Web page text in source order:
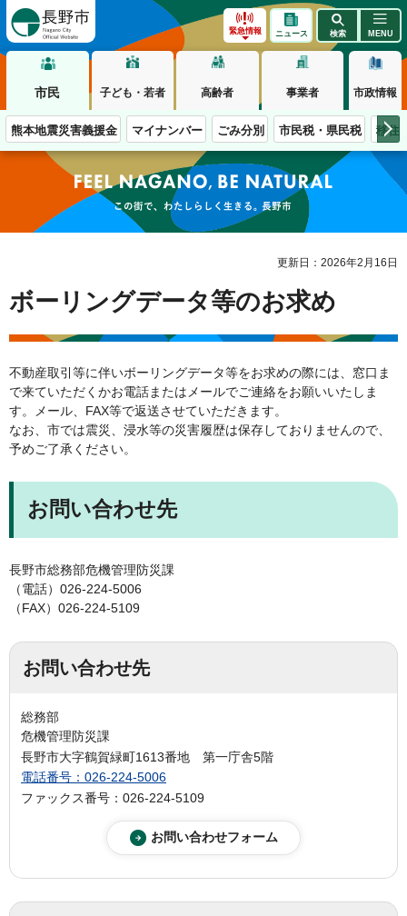
緊急情報 ニュース 検索 MENU
市民 子ども・若者 高齢者 事業者 市政情報
熊本地震災害義援金 マイナンバー ごみ分別 市民税・県民税 移住
この街で、わたしらしく生きる。長野市
更新日：2026年2月16日
ボーリングデータ等のお求め
不動産取引等に伴いボーリングデータ等をお求めの際には、窓口ま
で来ていただくかお電話またはメールでご連絡をお願いいたしま
す。メール、FAX等で返送させていただきます。
なお、市では震災、浸水等の災害履歴は保存しておりませんので、
予めご了承ください。
お問い合わせ先
長野市総務部危機管理防災課
（電話）026-224-5006
（FAX）026-224-5109
お問い合わせ先
総務部
危機管理防災課
長野市大字鶴賀緑町1613番地 第一庁舎5階
電話番号：026-224-5006
ファックス番号：026-224-5109